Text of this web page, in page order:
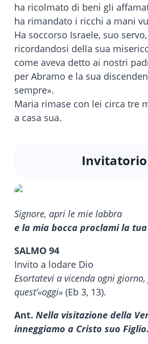
ha ricolmato di beni gli
ha rimandato i ricchi a mani
Ha soccorso Israele, suo servo,
ricordandosi della sua
come aveva detto ai nostri
per Abramo e la sua
sempre».
Maria rimase con lei circa tre
a casa sua.
Invitatorio
Signore, apri le mie labbra
e la mia bocca proclami la
SALMO 94
Invito a lodare Dio
Esortatevi a vicenda ogni
quest’«oggi» (Eb 3, 13).
Ant. Nella visitazione della
inneggiamo a Cristo suo Figlio.